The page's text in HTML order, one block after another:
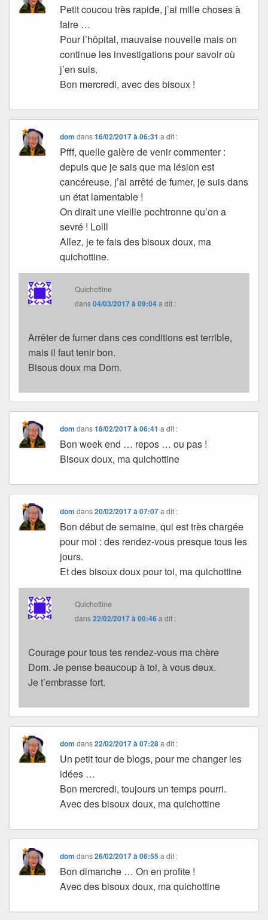
Petit coucou très rapide, j’ai mille choses à
faire …
Pour l’hôpital, mauvaise nouvelle mais on
continue les investigations pour savoir où
j’en suis.
Bon mercredi, avec des bisoux !
dom dans16/02/2017 à 06:31 a dit :
Pfff, quelle galère de venir commenter :
depuis que je sais que ma lésion est
cancéreuse, j’ai arrêté de fumer, je suis dans
un état lamentable !
On dirait une vieille pochtronne qu’on a
sevré ! Lolll
Allez, je te fais des bisoux doux, ma
quichottine.
Quichottine
dans04/03/2017 à 09:04a dit :
Arrêter de fumer dans ces conditions est terrible,
mais il faut tenir bon.
Bisous doux ma Dom.
dom dans18/02/2017 à 06:41 a dit :
Bon week end … repos … ou pas !
Bisoux doux, ma quichottine
dom dans20/02/2017 à 07:07 a dit :
Bon début de semaine, qui est très chargée
pour moi : des rendez-vous presque tous les
jours.
Et des bisoux doux pour toi, ma quichottine
Quichottine
dans22/02/2017 à 00:46a dit :
Courage pour tous tes rendez-vous ma chère
Dom. Je pense beaucoup à toi, à vous deux.
Je t’embrasse fort.
dom dans22/02/2017 à 07:28 a dit :
Un petit tour de blogs, pour me changer les
idées …
Bon mercredi, toujours un temps pourri.
Avec des bisoux doux, ma quichottine
dom dans26/02/2017 à 06:55 a dit :
Bon dimanche … On en profite !
Avec des bisoux doux, ma quichottine